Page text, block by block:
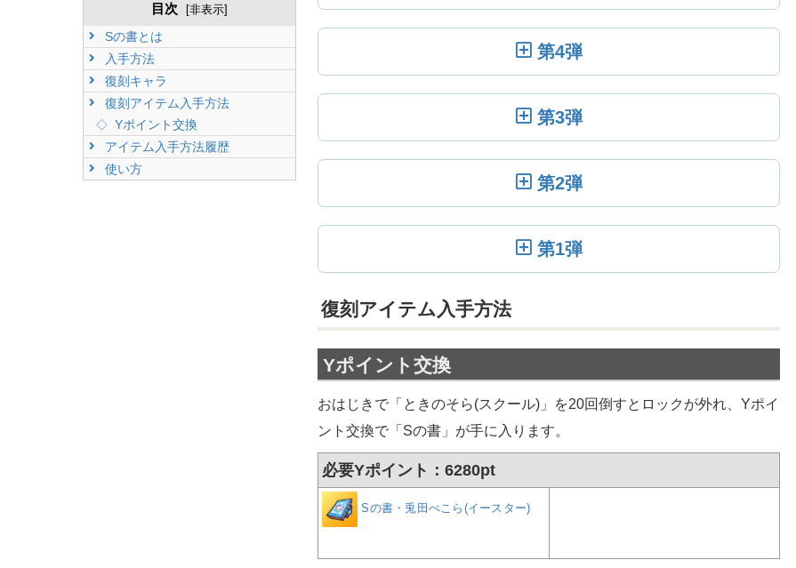
目次 [非表示]
Sの書とは
入手方法
復刻キャラ
復刻アイテム入手方法
Yポイント交換
アイテム入手方法履歴
使い方
第4弾
第3弾
第2弾
第1弾
復刻アイテム入手方法
Yポイント交換
おはじきで「ときのそら(スクール)」を20回倒すとロックが外れ、Yポイ
ント交換で「Sの書」が手に入ります。
必要Yポイント：6280pt
Sの書・兎田ぺこら(イースター)